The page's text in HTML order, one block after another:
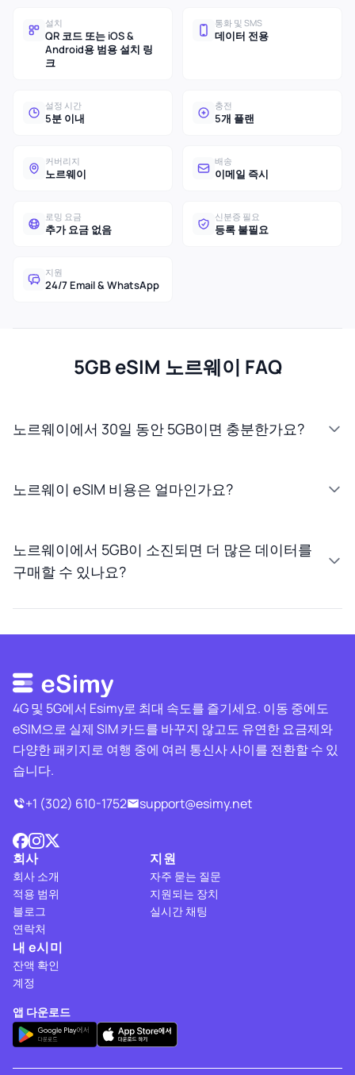
설치
QR 코드 또는 iOS &
Android용 범용 설치 링
크
통화 및 SMS
데이터 전용
설정 시간
5분 이내
충전
5개 플랜
커버리지
노르웨이
배송
이메일 즉시
로밍 요금
추가 요금 없음
신분증 필요
등록 불필요
지원
24/7 Email & WhatsApp
5GB eSIM 노르웨이 FAQ
노르웨이에서 30일 동안 5GB이면 충분한가요?
노르웨이 eSIM 비용은 얼마인가요?
노르웨이에서 5GB이 소진되면 더 많은 데이터를
구매할 수 있나요?
4G 및 5G에서 Esimy로 최대 속도를 즐기세요. 이동 중에도
eSIM으로 실제 SIM 카드를 바꾸지 않고도 유연한 요금제와
다양한 패키지로 여행 중에 여러 통신사 사이를 전환할 수 있
습니다.
+1 (302) 610-1752
support@esimy.net
회사
회사 소개
적용 범위
블로그
연락처
지원
자주 묻는 질문
지원되는 장치
실시간 채팅
내 e시미
잔액 확인
계정
앱 다운로드